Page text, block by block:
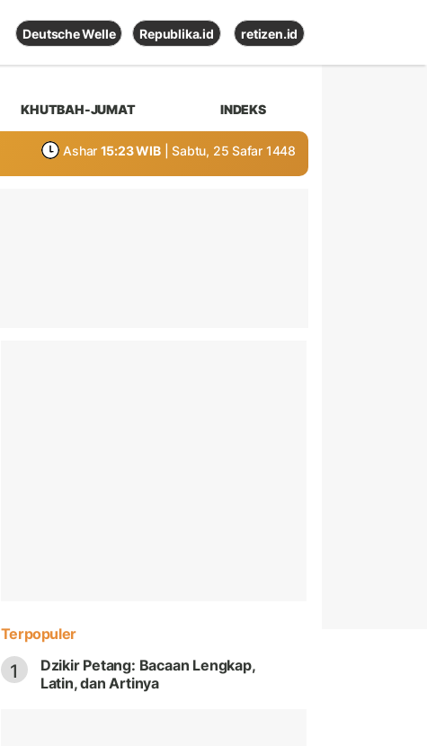
Deutsche Welle Republika.id retizen.id
KHUTBAH-JUMAT INDEKS
Ashar 15:23 WIB | Sabtu, 25 Safar 1448
Terpopuler
1
Dzikir Petang: Bacaan Lengkap,
Latin, dan Artinya